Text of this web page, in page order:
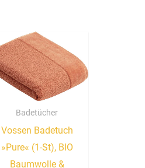
Badetücher
Vossen Badetuch
»Pure« (1-St), BIO
Baumwolle &